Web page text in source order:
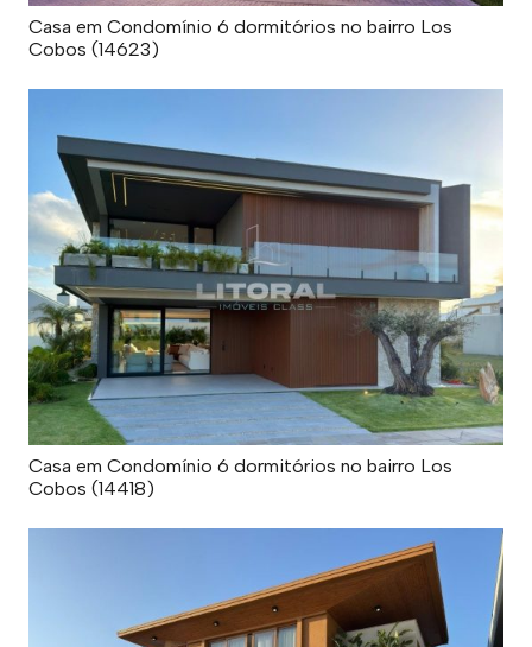
Casa em Condomínio 6 dormitórios no bairro Los
Cobos (14623)
Casa em Condomínio 6 dormitórios no bairro Los
Cobos (14418)